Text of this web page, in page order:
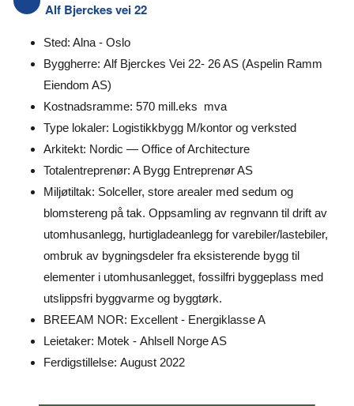
Alf Bjerckes vei 22
Sted: Alna - Oslo
Byggherre: Alf Bjerckes Vei 22- 26 AS (Aspelin Ramm
Eiendom AS)
Kostnadsramme: 570 mill.eks mva
Type lokaler: Logistikkbygg M/kontor og verksted
Arkitekt: Nordic — Office of Architecture
Totalentreprenør: A Bygg Entreprenør AS
Miljøtiltak: Solceller, store arealer med sedum og
blomstereng på tak. Oppsamling av regnvann til drift av
utomhusanlegg, hurtigladeanlegg for varebiler/lastebiler,
ombruk av bygningsdeler fra eksisterende bygg til
elementer i utomhusanlegget, fossilfri byggeplass med
utslippsfri byggvarme og byggtørk.
BREEAM NOR: Excellent - Energiklasse A
Leietaker: Motek - Ahlsell Norge AS
Ferdigstillelse: August 2022